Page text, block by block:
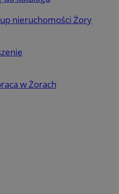
nieruchomości Żory
w Żorach